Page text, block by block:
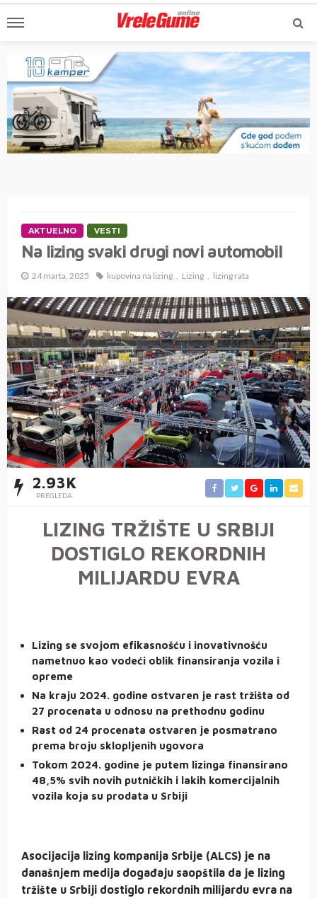
AKTUELNO VESTI
Na lizing svaki drugi novi automobil
24 marta, 2025 kupovina na lizing Lizing lizing rata
2.93K
PREGLEDA
LIZING TRŽIŠTE U SRBIJI
DOSTIGLO REKORDNIH
MILIJARDU EVRA
Lizing se svojom efikasnošću i inovativnošću
nametnuo kao vodeći oblik finansiranja vozila i
opreme
Na kraju 2024. godine ostvaren je rast tržišta od
27 procenata u odnosu na prethodnu godinu
Rast od 24 procenata ostvaren je posmatrano
prema broju sklopljenih ugovora
Tokom 2024. godine je putem lizinga finansirano
48,5% svih novih putničkih i lakih komercijalnih
vozila koja su prodata u Srbiji
Asocijacija lizing kompanija Srbije (ALCS) je na
današnjem medija događaju saopštila da je lizing
tržište u Srbiji dostiglo rekordnih milijardu evra na